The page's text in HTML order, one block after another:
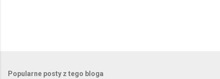
e
Popularne posty z tego bloga